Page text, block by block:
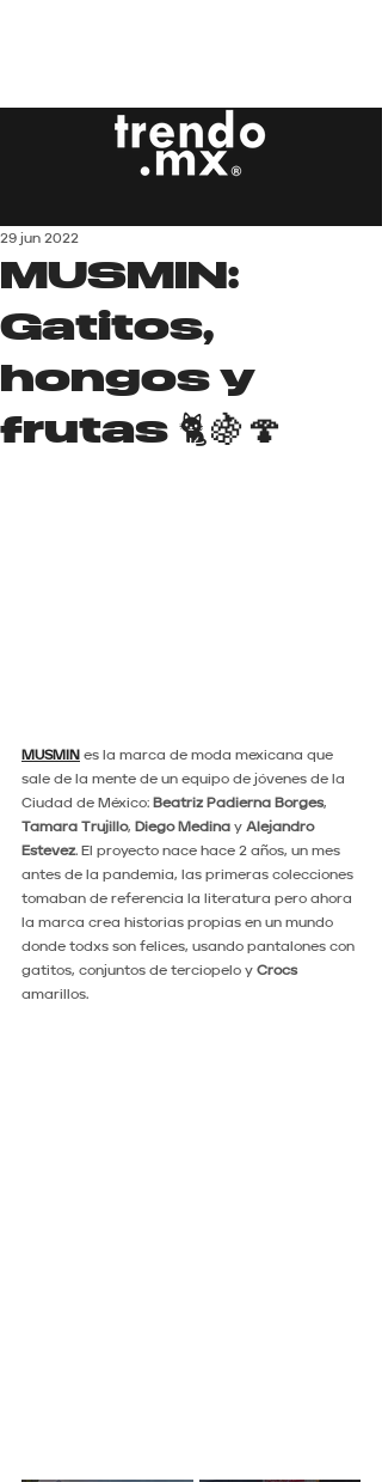
MUSMIN:
Gatitos,
hongos y
frutas 🐈🍇🍄
29 jun 2022
MUSMIN es la marca de moda mexicana que
sale de la mente de un equipo de jóvenes de la
Ciudad de México: Beatriz Padierna Borges,
Tamara Trujillo, Diego Medina y Alejandro
Estevez. El proyecto nace hace 2 años, un mes
antes de la pandemia, las primeras colecciones
tomaban de referencia la literatura pero ahora
la marca crea historias propias en un mundo
donde todxs son felices, usando pantalones con
gatitos, conjuntos de terciopelo y Crocs
amarillos.